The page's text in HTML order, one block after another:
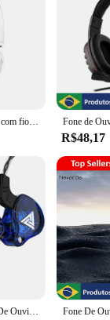
it's a tool
Fones de ouvido estéreo com fio com microfone ajustável, fones de ouvido dobráveis, adequados para PC, Mp3, Mobile, 3,5mm
R$48,17
QKZ-AK6 HiFi Fones De Ouvido Com Fio Com Microfone, Redução De Ruído Headset, Baixo Estéreo, Esporte Headphone, Corrida, Música, Original